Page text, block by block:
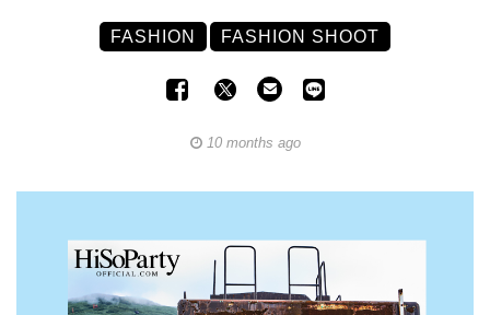
FASHION FASHION SHOOT
10 months ago